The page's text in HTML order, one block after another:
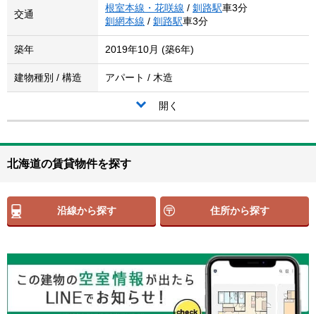
交通
根室本線・花咲線 / 釧路駅車3分
釧網本線 / 釧路駅車3分
築年 2019年10月 (築6年)
建物種別 / 構造 アパート / 木造
開く
北海道の賃貸物件を探す
沿線から探す 住所から探す